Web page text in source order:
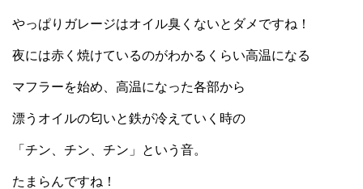
やっぱりガレージはオイル臭くないとダメですね！
夜には赤く焼けているのがわかるくらい高温になる
マフラーを始め、高温になった各部から
漂うオイルの匂いと鉄が冷えていく時の
「チン、チン 、チン 」という音。
たまらんですね！